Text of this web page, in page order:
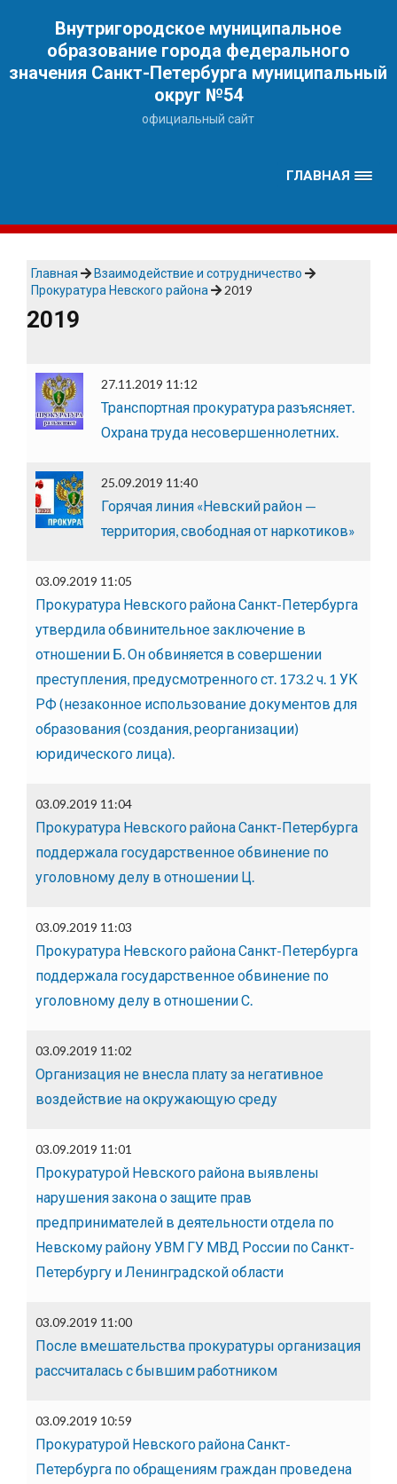
Внутригородское муниципальное
образование города федерального
значения Санкт-Петербурга муниципальный
округ №54
официальный сайт
ГЛАВНАЯ
Главная
Взаимодействие и сотрудничество
Прокуратура Невского района
2019
2019
27.11.2019 11:12
Транспортная прокуратура разъясняет.
Охрана труда несовершеннолетних.
25.09.2019 11:40
Горячая линия «Невский район —
территория, свободная от наркотиков»
03.09.2019 11:05
Прокуратура Невского района Санкт-Петербурга
утвердила обвинительное заключение в
отношении Б. Он обвиняется в совершении
преступления, предусмотренного ст. 173.2 ч. 1 УК
РФ (незаконное использование документов для
образования (создания, реорганизации)
юридического лица).
03.09.2019 11:04
Прокуратура Невского района Санкт-Петербурга
поддержала государственное обвинение по
уголовному делу в отношении Ц.
03.09.2019 11:03
Прокуратура Невского района Санкт-Петербурга
поддержала государственное обвинение по
уголовному делу в отношении С.
03.09.2019 11:02
Организация не внесла плату за негативное
воздействие на окружающую среду
03.09.2019 11:01
Прокуратурой Невского района выявлены
нарушения закона о защите прав
предпринимателей в деятельности отдела по
Невскому району УВМ ГУ МВД России по Санкт-
Петербургу и Ленинградской области
03.09.2019 11:00
После вмешательства прокуратуры организация
рассчиталась с бывшим работником
03.09.2019 10:59
Прокуратурой Невского района Санкт-
Петербурга по обращениям граждан проведена